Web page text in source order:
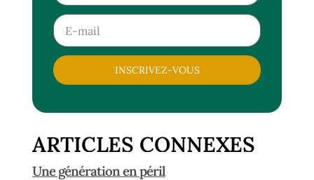
INSCRIVEZ-VOUS
ARTICLES CONNEXES
Une génération en péril